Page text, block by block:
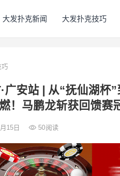
大发扑克新闻 大发扑克技巧
巧
广安站 | 从“抚仙湖
！马鹏龙斩获回馈赛
15日 50阅读